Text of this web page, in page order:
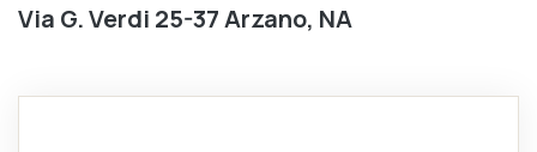
Via G. Verdi 25-37 Arzano, NA